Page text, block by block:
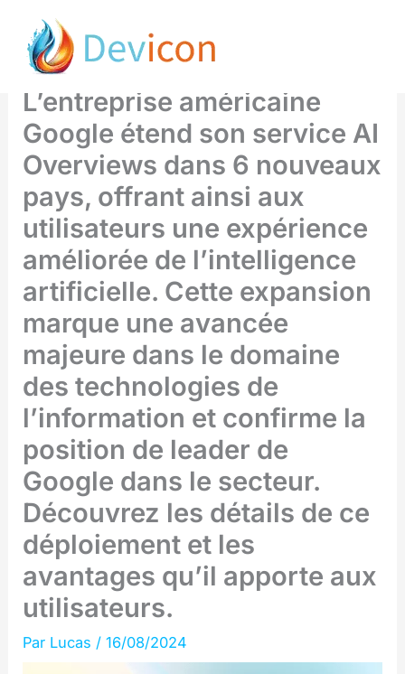
contenu
Google lance ses AI
Overviews dans 6 pays !
L’entreprise américaine
Google étend son service AI
Overviews dans 6 nouveaux
pays, offrant ainsi aux
utilisateurs une expérience
améliorée de l’intelligence
artificielle. Cette expansion
marque une avancée
majeure dans le domaine
des technologies de
l’information et confirme la
position de leader de
Google dans le secteur.
Découvrez les détails de ce
déploiement et les
avantages qu’il apporte aux
utilisateurs.
Par Lucas /16/08/2024